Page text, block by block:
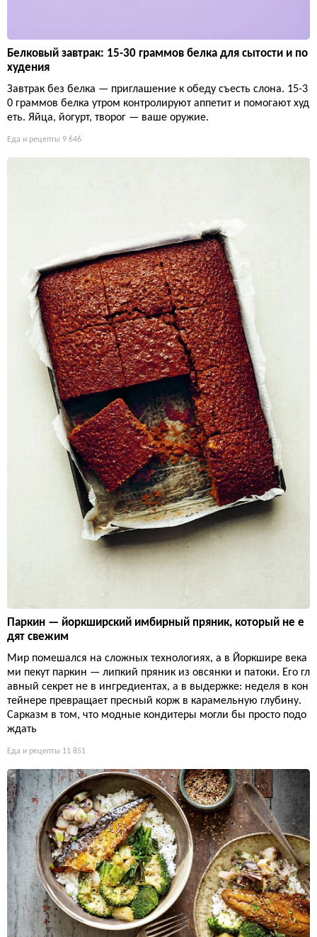
Белковый завтрак: 15-30 граммов белка для сытости и по
худения
Завтрак без белка — приглашение к обеду съесть слона. 15-3
0 граммов белка утром контролируют аппетит и помогают худ
еть. Яйца, йогурт, творог — ваше оружие.
Еда и рецепты 9 646
Паркин — йоркширский имбирный пряник, который не е
дят свежим
Мир помешался на сложных технологиях, а в Йоркшире века
ми пекут паркин — липкий пряник из овсянки и патоки. Его гл
авный секрет не в ингредиентах, а в выдержке: неделя в кон
тейнере превращает пресный корж в карамельную глубину.
Сарказм в том, что модные кондитеры могли бы просто подо
ждать
Еда и рецепты 11 851